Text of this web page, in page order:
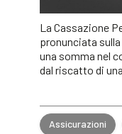
La Cassazione
pronunciata
una somma nel
dal riscatto di
Assicurazioni